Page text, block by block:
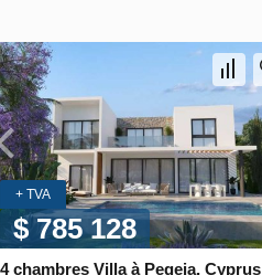
+ TVA
$ 785 128
4 chambres Villa à Pegeia, Cyprus